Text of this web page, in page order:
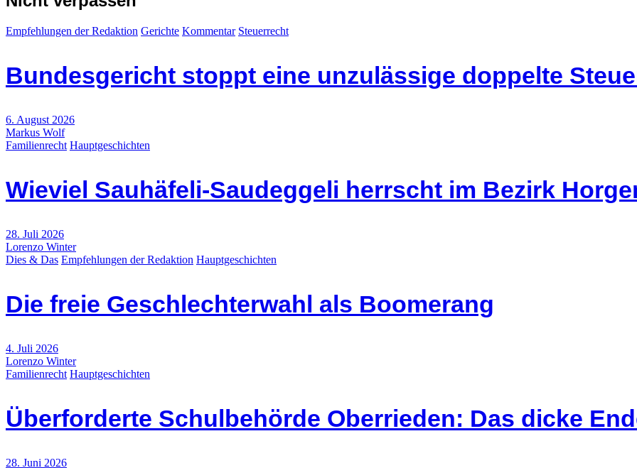
Empfehlungen der Redaktion Gerichte Kommentar Steuerrecht
Bundesgericht stoppt eine unzulässige doppelte
6. August 2026
Markus Wolf
Familienrecht Hauptgeschichten
Wieviel Sauhäfeli-Saudeggeli herrscht im Bezirk
28. Juli 2026
Lorenzo Winter
Dies & Das Empfehlungen der Redaktion Hauptgeschichten
Die freie Geschlechterwahl als Boomerang
4. Juli 2026
Lorenzo Winter
Familienrecht Hauptgeschichten
Überforderte Schulbehörde Oberrieden: Das dicke
28. Juni 2026